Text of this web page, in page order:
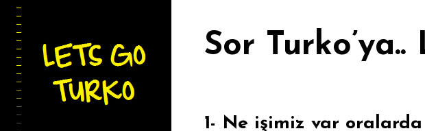
Sor Turko’ya..
1- Ne işimiz var oralarda